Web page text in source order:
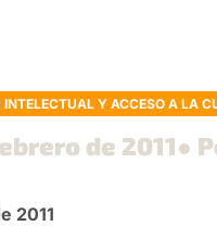
INTELECTUAL Y ACCESO A LA
de 2011●
2011